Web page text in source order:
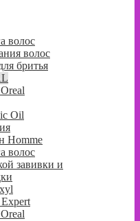
волос
волос
бритья
Oil
Homme
волос
завивки и